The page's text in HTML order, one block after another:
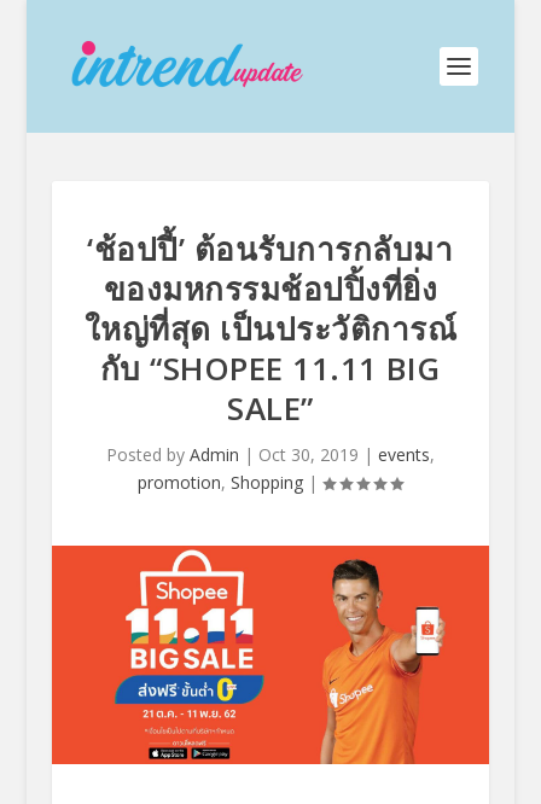
‘ช้อปปี้’ ต้อนรับการกลับมา
ของมหกรรมช้อปปิ้งที่ยิ่ง
ใหญ่ที่สุด เป็นประวัติการณ์
กับ “SHOPEE 11.11 BIG
SALE”
Posted by Admin | Oct 30, 2019 | events,
promotion,Shopping |